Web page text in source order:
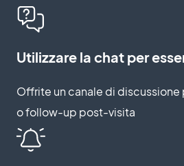
Utilizzare la chat per
Offrite un canale di
o follow-up post-visita